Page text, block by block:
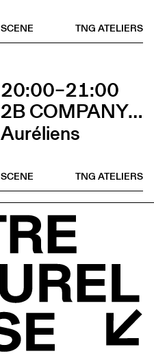
TNG ATELIERS
SCENE
20:00–21:00
2B COMPANY - FRANÇOIS GREMAUD
Auréliens
TNG ATELIERS
SCENE